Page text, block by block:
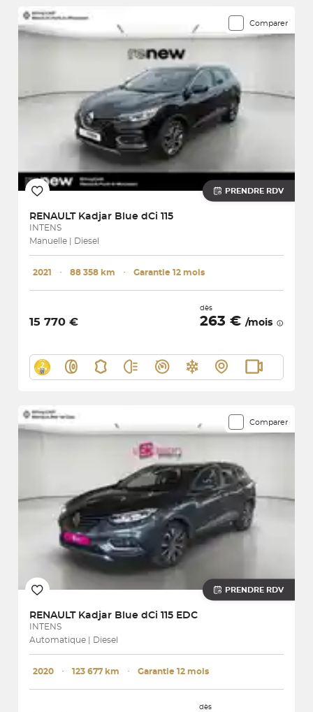
Comparer
PRENDRE RDV
RENAULT Kadjar Blue dCi 115
INTENS
Manuelle | Diesel
2021 ･ 88 358 km ･ Garantie 12 mois
15 770 €
dès
263 € /mois
Comparer
PRENDRE RDV
RENAULT Kadjar Blue dCi 115 EDC
INTENS
Automatique | Diesel
2020 ･ 123 677 km ･ Garantie 12 mois
dès